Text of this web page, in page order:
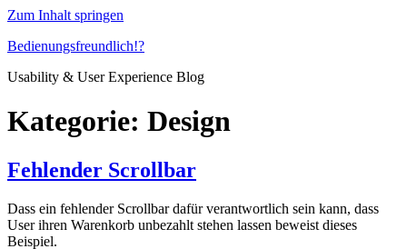
Zum Inhalt springen
Bedienungsfreundlich!?
Usability & User Experience Blog
Kategorie: Design
Fehlender Scrollbar
Dass ein fehlender Scrollbar dafür verantwortlich sein kann, dass
User ihren Warenkorb unbezahlt stehen lassen beweist dieses
Beispiel.